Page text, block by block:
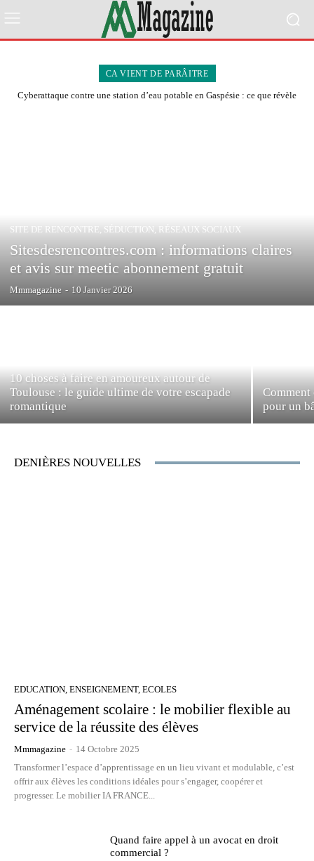
CA VIENT DE PARÂITRE
Cyberattaque contre une station d’eau potable en Gaspésie : ce que révèle
SITE DE RENCONTRE, SÉDUCTION, RÉSEAUX SOCIAUX
Sitesdesrencontres.com : informations claires
et avis sur meetic abonnement gratuit
Mmmagazine - 10 Janvier 2026
10 choses à faire en amoureux autour de
Toulouse : le guide ultime de votre escapade
romantique
pour un
DENIÈRES NOUVELLES
EDUCATION, ENSEIGNEMENT, ECOLES
Aménagement scolaire : le mobilier flexible au
service de la réussite des élèves
Mmmagazine - 14 Octobre 2025
Transformer l’espace d’apprentissage en un lieu vivant et modulable, c’est
offrir aux élèves les conditions idéales pour s’engager, coopérer et
progresser. Le mobilier IA FRANCE...
Quand faire appel à un avocat en droit
commercial ?